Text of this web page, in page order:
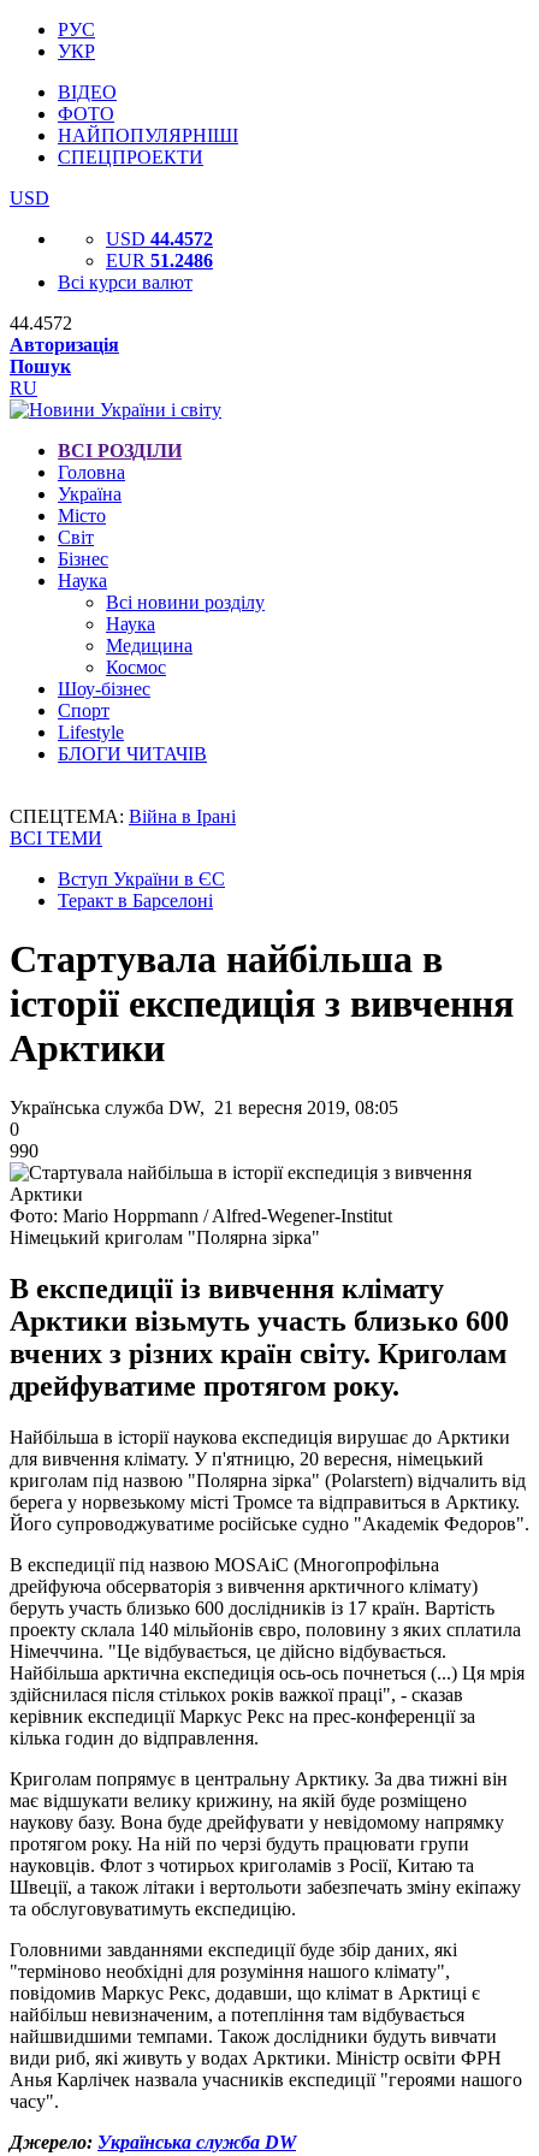
РУС
УКР
ВІДЕО
ФОТО
НАЙПОПУЛЯРНІШІ
СПЕЦПРОЕКТИ
USD
USD 44.4572
EUR 51.2486
Всі курси валют
44.4572
Авторизація
Пошук
RU
ВСІ РОЗДІЛИ
Головна
Україна
Місто
Світ
Бізнес
Наука
Всі новини розділу
Наука
Медицина
Космос
Шоу-бізнес
Спорт
Lifestyle
БЛОГИ ЧИТАЧІВ
СПЕЦТЕМА: Війна в Ірані
ВСІ ТЕМИ
Вступ України в ЄС
Теракт в Барселоні
Стартувала найбільша в
історії експедиція з вивчення
Арктики
Українська служба DW, 21 вересня 2019, 08:05
0
990
Фото: Mario Hoppmann / Alfred-Wegener-Institut
Німецький криголам "Полярна зірка"
В експедиції із вивчення клімату
Арктики візьмуть участь близько 600
вчених з різних країн світу. Криголам
дрейфуватиме протягом року.
Найбільша в історії наукова експедиція вирушає до Арктики
для вивчення клімату. У п'ятницю, 20 вересня, німецький
криголам під назвою "Полярна зірка" (Polarstern) відчалить від
берега у норвезькому місті Тромсе та відправиться в Арктику.
Його супроводжуватиме російське судно "Академік Федоров".
В експедиції під назвою MOSAiC (Многопрофільна
дрейфуюча обсерваторія з вивчення арктичного клімату)
беруть участь близько 600 дослідників із 17 країн. Вартість
проекту склала 140 мільйонів євро, половину з яких сплатила
Німеччина. "Це відбувається, це дійсно відбувається.
Найбільша арктична експедиція ось-ось почнеться (...) Ця мрія
здійснилася після стількох років важкої праці", - сказав
керівник експедиції Маркус Рекс на прес-конференції за
кілька годин до відправлення.
Криголам попрямує в центральну Арктику. За два тижні він
має відшукати велику крижину, на якій буде розміщено
наукову базу. Вона буде дрейфувати у невідомому напрямку
протягом року. На ній по черзі будуть працювати групи
науковців. Флот з чотирьох криголамів з Росії, Китаю та
Швеції, а також літаки і вертольоти забезпечать зміну екіпажу
та обслуговуватимуть експедицію.
Головними завданнями експедиції буде збір даних, які
"терміново необхідні для розуміння нашого клімату",
повідомив Маркус Рекс, додавши, що клімат в Арктиці є
найбільш невизначеним, а потепління там відбувається
найшвидшими темпами. Також дослідники будуть вивчати
види риб, які живуть у водах Арктики. Міністр освіти ФРН
Анья Карлічек назвала учасників експедиції "героями нашого
часу".
Джерело: Українська служба DW